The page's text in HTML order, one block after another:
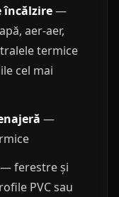
încălzire—
aer-aer,
termice
cel mai
—
— ferestre și
PVC sau